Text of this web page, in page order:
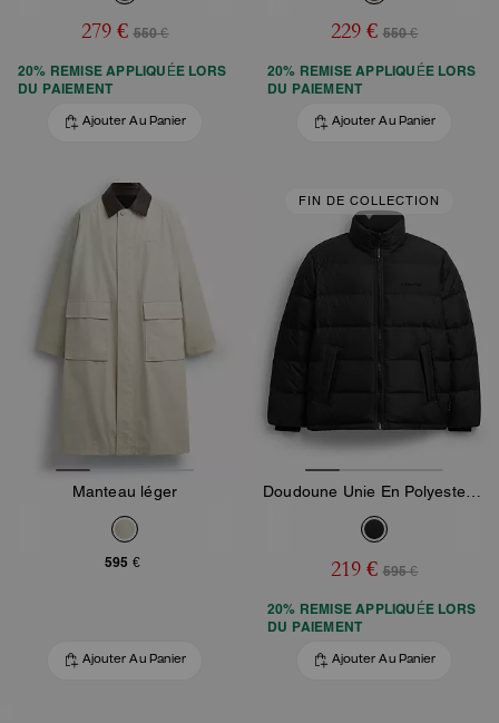
279 € 550 €
20% REMISE APPLIQUÉE LORS
DU PAIEMENT
Ajouter Au Panier
229 € 550 €
20% REMISE APPLIQUÉE LORS
DU PAIEMENT
Ajouter Au Panier
Manteau léger
595 €
Ajouter Au Panier
FIN DE COLLECTION
219 € 595 €
20% REMISE APPLIQUÉE LORS
DU PAIEMENT
Ajouter Au Panier